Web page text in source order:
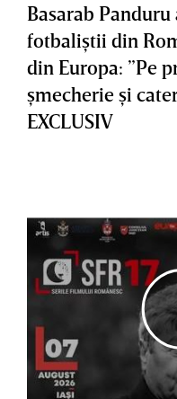
Basarab
fotbaliştii din
din Europa: ”Pe
şmecherie şi
EXCLUSIV